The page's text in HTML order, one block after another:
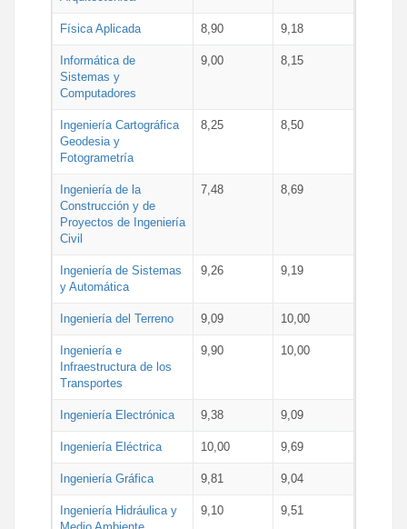
Física Aplicada 8,90 9,18
Informática de
Sistemas y
Computadores
9,00 8,15
Ingeniería Cartográfica
Geodesia y
Fotogrametría
8,25 8,50
Ingeniería de la
Construcción y de
Proyectos de Ingeniería
Civil
7,48 8,69
Ingeniería de Sistemas
y Automática
9,26 9,19
Ingeniería del Terreno 9,09 10,00
Ingeniería e
Infraestructura de los
Transportes
9,90 10,00
Ingeniería Electrónica 9,38 9,09
Ingeniería Eléctrica 10,00 9,69
Ingeniería Gráfica 9,81 9,04
Ingeniería Hidráulica y
9,10 9,51